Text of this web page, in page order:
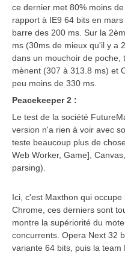
ce dernier met 80% moins
rapport à IE9 64 bits en
barre des 200 ms. Sur la
ms (30ms de mieux qu'il y a
dans un mouchoir de poche,
mènent (307 à 313.8 ms) et
peu moins de 330 ms.
Peacekeeper 2 :
Le test de la société
version n'a rien à voir avec
teste beaucoup plus de
Web Worker, Game],
parsing).
Ici, c'est Maxthon qui
Chrome, ces derniers sont
montre la supériorité du
concurrents. Opera Next 32
variante 64 bits, puis la